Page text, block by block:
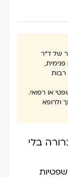
של ד"ר
רבות
או רפואי.
ולרופא
בלי